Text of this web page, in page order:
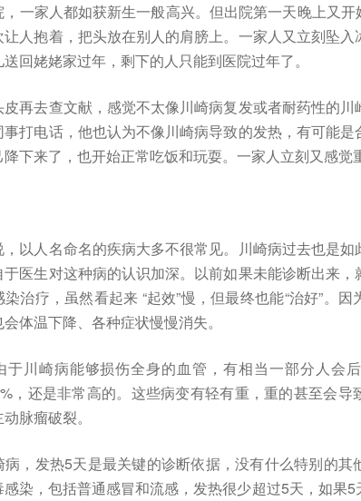
一家人都如获新生一般高兴。但出院第一天晚上又开
让人抱着，把头放在别人的肩膀上。一家人又立刻坠
回姥姥家过年，剩下的人只能到医院过年了。
再去查文献，感觉不太像川崎病复发或者耐药性的川
打电话，他也认为不像川崎病导致的发热，有可能
下来了，也开始正常吃饭和玩耍。一家人立刻又感觉
以人名命名的疾病大多不很常见。川崎病过去也是
医生对这种病的认识加深。以前如果未能诊断出来
治疗，虽然看起来 “起效”慢，但最终也能“治好”。
体温下降、各种症状慢慢消失。
于川崎病能够损伤全身的血管，有相当一部分人会
，还是非常高的。这些病变有轻有重，重的甚至会导
脉瘤破裂。
病，发热5天是最关键的诊断依据，没有什么特别的其
感染，包括普通感冒和流感，发热很少超过5天，如果